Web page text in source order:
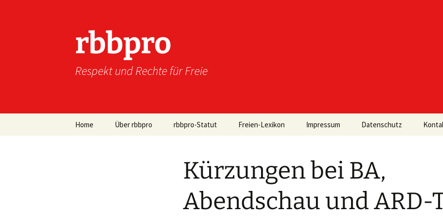
rbbpro
Respekt und Rechte für Freie
Home Über rbbpro rbbpro-Statut Freien-Lexikon Impressum Datenschutz
Kürzungen bei BA,
Abendschau und ARD-